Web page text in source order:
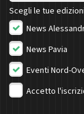
Scegli le tue
News
News Pavia
Eventi Nord-
Accetto